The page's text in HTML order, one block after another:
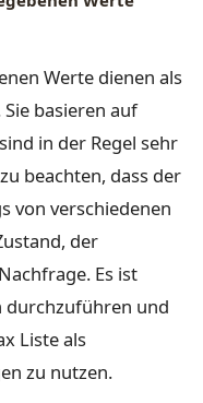
Werte dienen als
basieren auf
in der Regel sehr
beachten, dass der
von verschiedenen
der
Es ist
durchzuführen und
Liste als
zu nutzen.